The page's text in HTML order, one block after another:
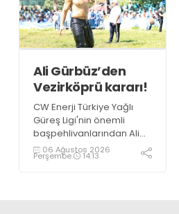
Ali Gürbüz’den
Vezirköprü kararı!
CW Enerji Türkiye Yağlı
Güreş Ligi'nin önemli
başpehlivanlarından Ali
Gürbüz, Samsun
Vezirköprü'de
06 Ağustos 2026
Perşembe 14:13